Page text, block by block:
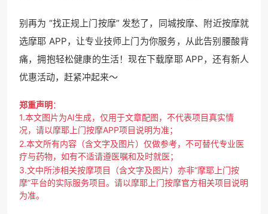
别再为 “找正规上门按摩” 发愁了，同城按摩、附近按摩就
选摩耶 APP，让专业技师上门为你服务，从此告别腰酸背
痛，拥抱轻松健康的生活！现在下载摩耶 APP，还有新人
优惠活动，赶紧冲起来～
郑重声明：
1.本文图片为AI生成，仅用于文章配图，不代表项目真实情
况，请以摩耶上门按摩APP项目说明为准；
2.本文所有内容（含文字及图片）仅做参考，不可替代专业医
疗与药物，如有不适请遵医嘱和及时就医；
3.文中所涉相关按摩项目（含文字及图片）亦非“摩耶上门按
摩”平台的实际服务项目。请以摩耶上门按摩官方相关项目说明
为准。